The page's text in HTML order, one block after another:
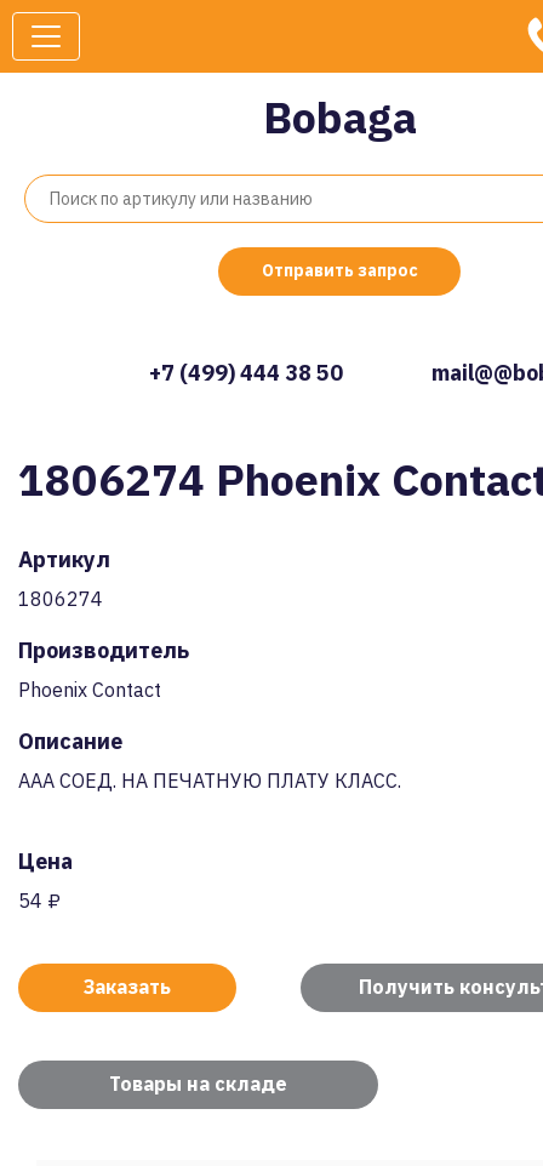
Bobaga
Отправить запрос
+7 (499) 444 38 50
1806274 Phoenix
Артикул
1806274
Производитель
Phoenix Contact
Описание
AAA СОЕД. НА ПЕЧАТНУЮ ПЛАТУ КЛАСС.
Цена
54 ₽
Заказать Получить
Товары на складе